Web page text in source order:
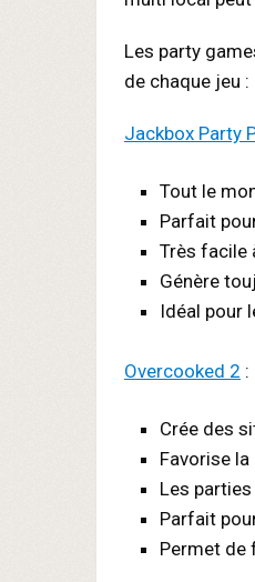
Les party
de chaque jeu :
Jackbox Party
Tout le
Parfait
Très facile
Génère
Idéal pour
Overcooked 2 :
Crée des
Favorise
Les
Parfait
Permet de